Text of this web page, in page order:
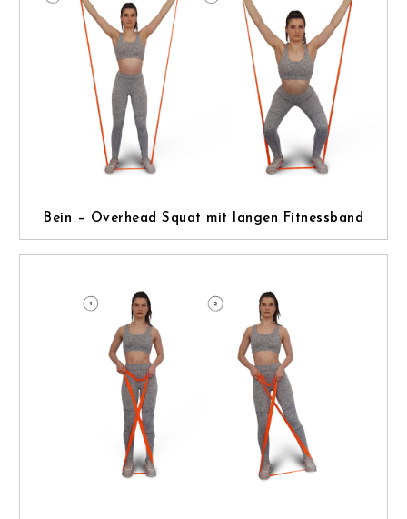
Bein – Overhead Squat mit langen Fitnessband